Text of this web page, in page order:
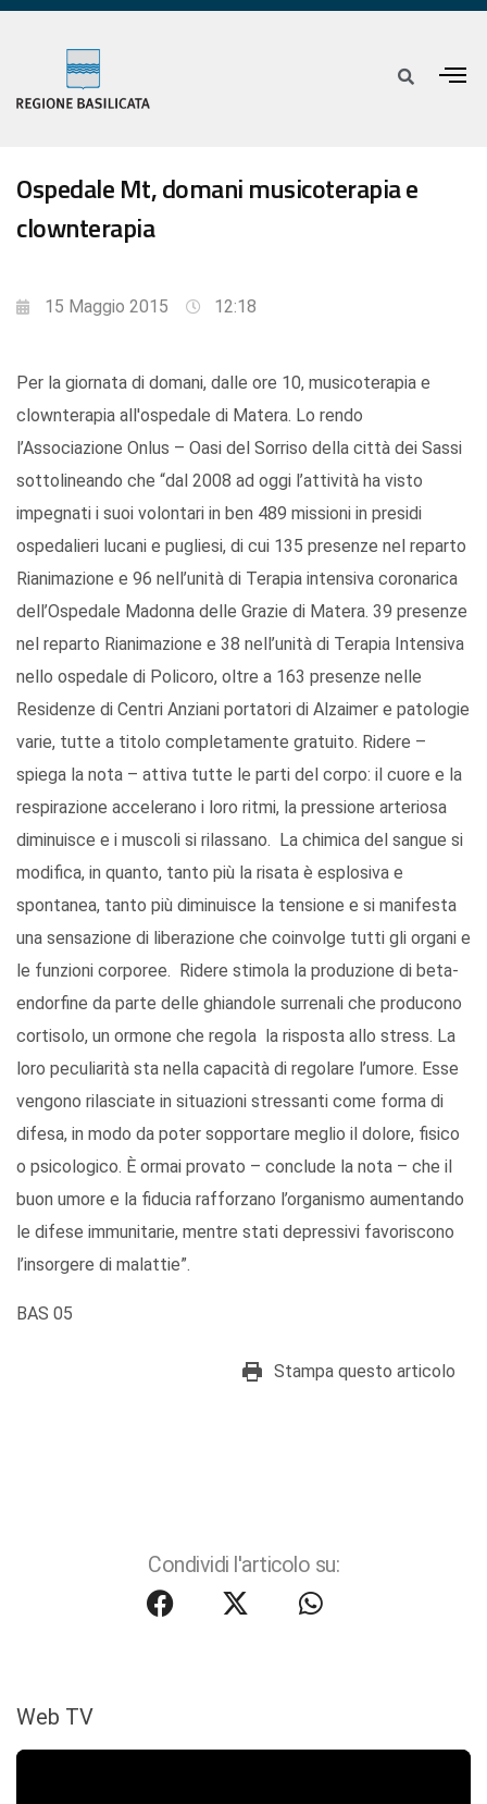
Ospedale Mt, domani musicoterapia e
clownterapia
15 Maggio 2015 12:18
Per la giornata di domani, dalle ore 10, musicoterapia e
clownterapia all'ospedale di Matera. Lo rendo
l’Associazione Onlus – Oasi del Sorriso della città dei Sassi
sottolineando che “dal 2008 ad oggi l’attività ha visto
impegnati i suoi volontari in ben 489 missioni in presidi
ospedalieri lucani e pugliesi, di cui 135 presenze nel reparto
Rianimazione e 96 nell’unità di Terapia intensiva coronarica
dell’Ospedale Madonna delle Grazie di Matera. 39 presenze
nel reparto Rianimazione e 38 nell’unità di Terapia Intensiva
nello ospedale di Policoro, oltre a 163 presenze nelle
Residenze di Centri Anziani portatori di Alzaimer e patologie
varie, tutte a titolo completamente gratuito. Ridere –
spiega la nota – attiva tutte le parti del corpo: il cuore e la
respirazione accelerano i loro ritmi, la pressione arteriosa
diminuisce e i muscoli si rilassano. La chimica del sangue si
modifica, in quanto, tanto più la risata è esplosiva e
spontanea, tanto più diminuisce la tensione e si manifesta
una sensazione di liberazione che coinvolge tutti gli organi e
le funzioni corporee. Ridere stimola la produzione di beta-
endorfine da parte delle ghiandole surrenali che producono
cortisolo, un ormone che regola la risposta allo stress. La
loro peculiarità sta nella capacità di regolare l’umore. Esse
vengono rilasciate in situazioni stressanti come forma di
difesa, in modo da poter sopportare meglio il dolore, fisico
o psicologico. È ormai provato – conclude la nota – che il
buon umore e la fiducia rafforzano l’organismo aumentando
le difese immunitarie, mentre stati depressivi favoriscono
l’insorgere di malattie”.
BAS 05
Stampa questo articolo
Condividi l'articolo su:
Web TV